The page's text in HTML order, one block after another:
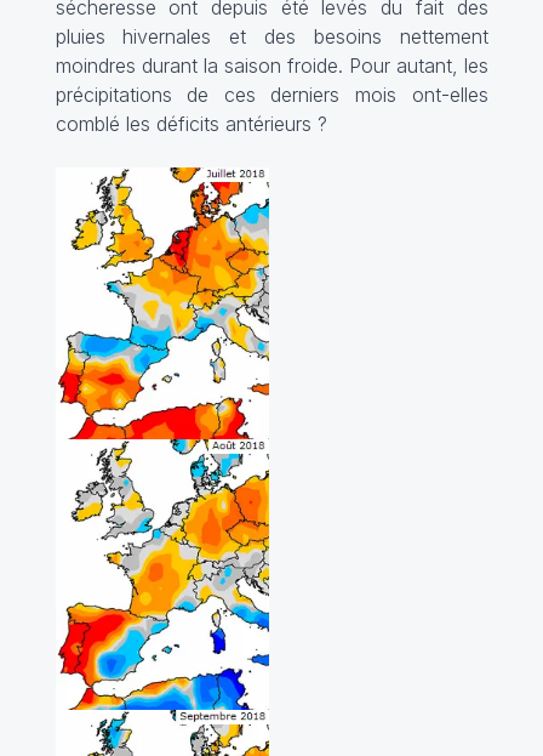
sécheresse ont depuis été levés du fait des
pluies hivernales et des besoins nettement
moindres durant la saison froide. Pour autant, les
précipitations de ces derniers mois ont-elles
comblé les déficits antérieurs ?